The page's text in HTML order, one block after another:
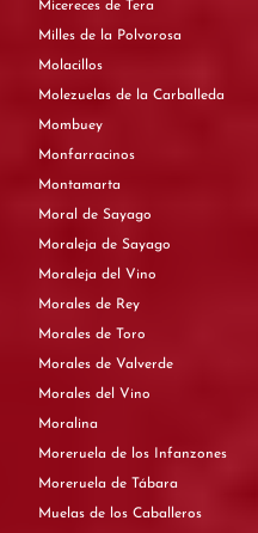
Micereces de Tera
Milles de la Polvorosa
Molacillos
Molezuelas de la Carballeda
Mombuey
Monfarracinos
Montamarta
Moral de Sayago
Moraleja de Sayago
Moraleja del Vino
Morales de Rey
Morales de Toro
Morales de Valverde
Morales del Vino
Moralina
Moreruela de los Infanzones
Moreruela de Tábara
Muelas de los Caballeros